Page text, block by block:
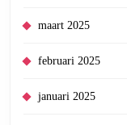
maart 2025
februari 2025
januari 2025